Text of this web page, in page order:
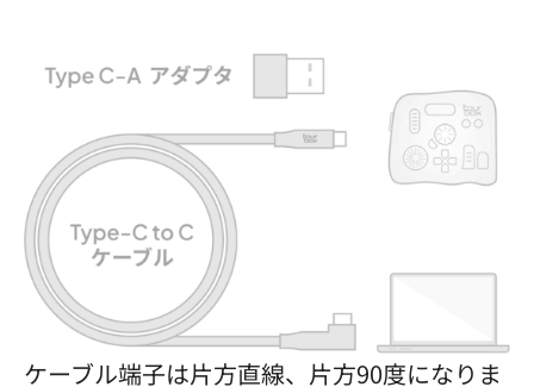
ケーブル端子は片方直線、片方90度になりま